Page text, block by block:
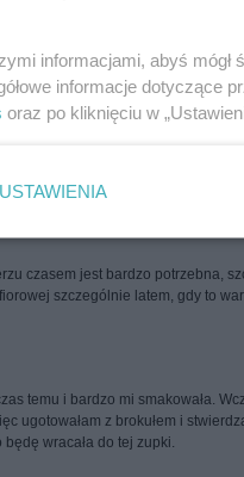
Zobacz
czasem jest bardzo potrzebna,
szczególnie latem, gdy to
temu i bardzo mi smakowała.
ugotowałam z brokułem i
wracała do tej zupki.
informacjami, abyś
informacje dotyczące
oraz po kliknięciu w
USTAWIENIA